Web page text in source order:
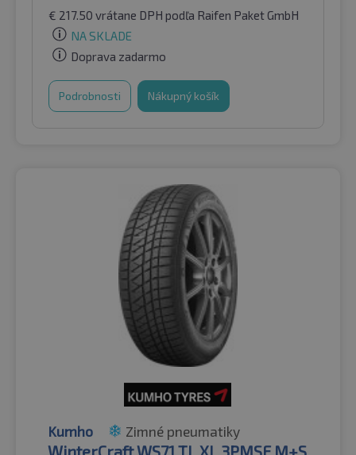
€ 217.50 vrátane DPH podľa Raifen Paket GmbH
NA SKLADE
Doprava zadarmo
Podrobnosti Nákupný košík
Kumho Zimné pneumatiky